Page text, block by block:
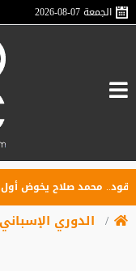
الجمعة2026-08-07
محمد صلاح يخوض أول مران
الدوري الإسباني